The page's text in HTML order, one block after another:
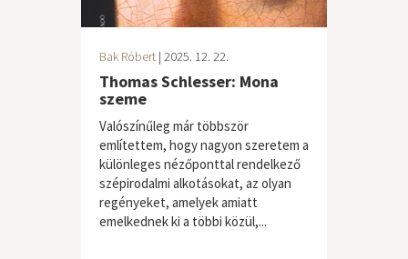
Bak Róbert | 2025. 12. 22.
Thomas Schlesser: Mona
szeme
Valószínűleg már többször
említettem, hogy nagyon szeretem a
különleges nézőponttal rendelkező
szépirodalmi alkotásokat, az olyan
regényeket, amelyek amiatt
emelkednek ki a többi közül,...